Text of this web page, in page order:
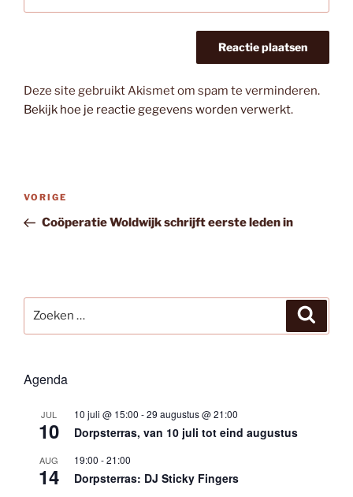
Deze site gebruikt Akismet om spam te verminderen.
Bekijk hoe je reactie gegevens worden verwerkt.
Bericht
Vorig
bericht
VORIGE
Coöperatie Woldwijk schrijft eerste leden in
naar:
Agenda
JUL
10
10 juli @ 15:00 -29 augustus @ 21:00
Dorpsterras, van 10 juli tot eind augustus
AUG
14
19:00 -21:00
Dorpsterras: DJ Sticky Fingers